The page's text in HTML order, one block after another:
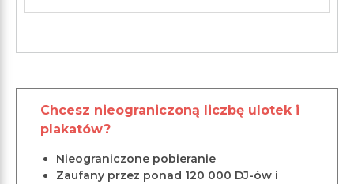
Chcesz nieograniczoną liczbę ulotek i
plakatów?
Nieograniczone pobieranie
Zaufany przez ponad 120 000 DJ-ów i